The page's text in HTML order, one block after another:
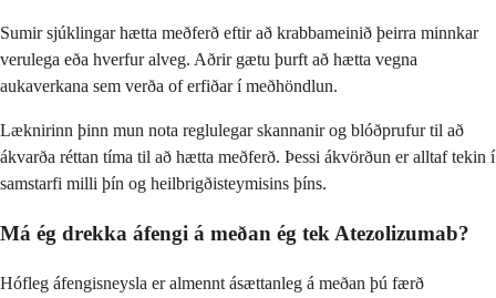
Sumir sjúklingar hætta meðferð eftir að krabbameinið þeirra minnkar
verulega eða hverfur alveg. Aðrir gætu þurft að hætta vegna
aukaverkana sem verða of erfiðar í meðhöndlun.
Læknirinn þinn mun nota reglulegar skannanir og blóðprufur til að
ákvarða réttan tíma til að hætta meðferð. Þessi ákvörðun er alltaf tekin í
samstarfi milli þín og heilbrigðisteymisins þíns.
Má ég drekka áfengi á meðan ég tek Atezolizumab?
Hófleg áfengisneysla er almennt ásættanleg á meðan þú færð